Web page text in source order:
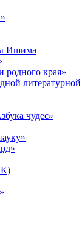
Ишима
родного края»
чудес»